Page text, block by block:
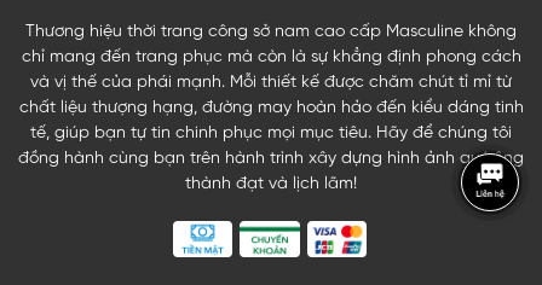
Thương hiệu thời trang công sở nam cao cấp Masculine không
chỉ mang đến trang phục mà còn là sự khẳng định phong cách
và vị thế của phái mạnh. Mỗi thiết kế được chăm chút tỉ mỉ từ
chất liệu thượng hạng, đường may hoàn hảo đến kiểu dáng tinh
tế, giúp bạn tự tin chinh phục mọi mục tiêu. Hãy để chúng tôi
đồng hành cùng bạn trên hành trình xây dựng hình ảnh quý ông
thành đạt và lịch lãm!